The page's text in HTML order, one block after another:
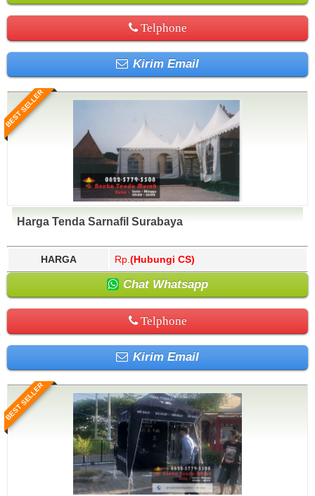
Telphone
Kirim Email
BEST SELLER
Harga Tenda Sarnafil Surabaya
HARGA Rp. (Hubungi CS)
Chat Whatsapp
Telphone
Kirim Email
BEST SELLER